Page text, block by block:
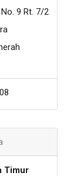
9 Rt. 7/2
Timur